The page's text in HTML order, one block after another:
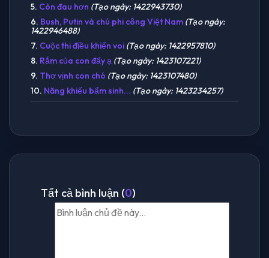
5. Còn đau hơn (Tạo ngày: 1422943730)
6. Bush, Putin và chú phi công Việt Nam (Tạo ngày:
1422946488)
7. Cuộc thi điều khiển voi (Tạo ngày: 1422957810)
8. Rắm của con đấy ạ (Tạo ngày: 1423107221)
9. Thơ vịnh con chó (Tạo ngày: 1423107480)
10. Năng khiếu bẩm sinh... (Tạo ngày: 1423234257)
Tất cả bình luận (0)